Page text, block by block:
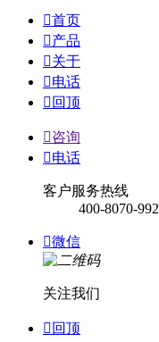
首页
产品
关于
电话
 回顶
咨询
电话
客户服务热线
400-8070-992
微信
关注我们
 回顶